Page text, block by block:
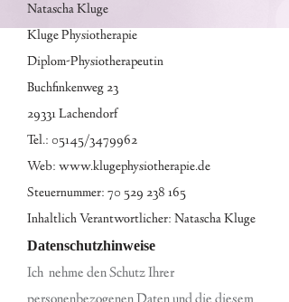
Natascha Kluge
Kluge Physiotherapie
Diplom-Physiotherapeutin
Buchfinkenweg 23
29331 Lachendorf
Tel.: 05145/3479962
Web: www.klugephysiotherapie.de
Steuernummer: 70 529 238 165
Inhaltlich Verantwortlicher: Natascha Kluge
Datenschutzhinweise
Ich nehme den Schutz Ihrer